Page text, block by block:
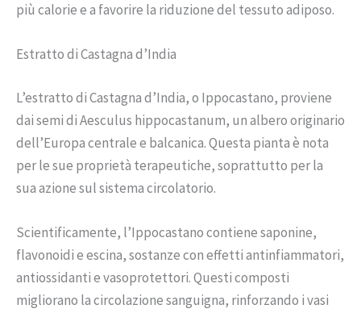
più calorie e a favorire la riduzione del tessuto adiposo.
Estratto di Castagna d’India
L’estratto di Castagna d’India, o Ippocastano, proviene
dai semi di Aesculus hippocastanum, un albero originario
dell’Europa centrale e balcanica. Questa pianta è nota
per le sue proprietà terapeutiche, soprattutto per la
sua azione sul sistema circolatorio.
Scientificamente, l’Ippocastano contiene saponine,
flavonoidi e escina, sostanze con effetti antinfiammatori,
antiossidanti e vasoprotettori. Questi composti
migliorano la circolazione sanguigna, rinforzando i vasi